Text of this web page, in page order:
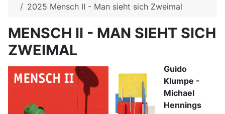
2025 Mensch II - Man sieht sich Zweimal
MENSCH II - MAN SIEHT SICH
ZWEIMAL
Guido
Klumpe -
Michael
Hennings